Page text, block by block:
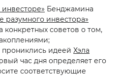
Бенджамина
разумного инвестора»
советов о том,
прониклись идеей Хэла
час дня определяет его
соответствующие